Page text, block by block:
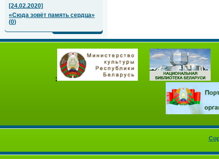
[24.02.2020]
«Сюда зовёт память сердца»
(0)
;